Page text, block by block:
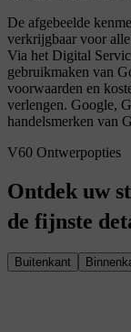
De afgebeelde
verkrijgbaar voor
Via het Digital
gebruikmaken van
voorwaarden en
verlengen. Google,
handelsmerken van
V60 Ontwerpopties
Ontdek uw
de fijnste
Buitenkant